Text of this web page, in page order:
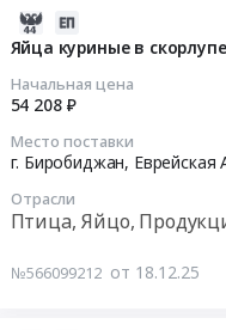
Яйца куриные в
Начальная цена
54 208 ₽
Место поставки
г. Биробиджан, Еврейская
Отрасли
Птица, Яйцо,
№566099212 от 18.12.25